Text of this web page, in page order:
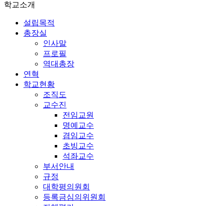
학교소개
설립목적
총장실
인사말
프로필
역대총장
연혁
학교현황
조직도
교수진
전임교원
명예교수
겸임교수
초빙교수
석좌교수
부서안내
규정
대학평의원회
등록금심의위원회